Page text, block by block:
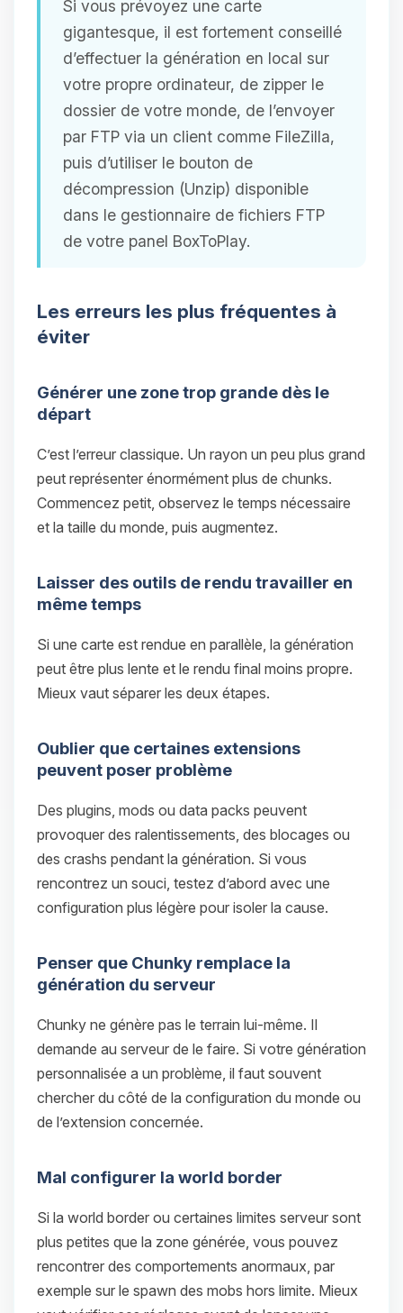
Si vous prévoyez une carte
gigantesque, il est fortement conseillé
d’effectuer la génération en local sur
votre propre ordinateur, de zipper le
dossier de votre monde, de l’envoyer
par FTP via un client comme FileZilla,
puis d’utiliser le bouton de
décompression (Unzip) disponible
dans le gestionnaire de fichiers FTP
de votre panel BoxToPlay.
Les erreurs les plus fréquentes à
éviter
Générer une zone trop grande dès le
départ
C’est l’erreur classique. Un rayon un peu plus grand
peut représenter énormément plus de chunks.
Commencez petit, observez le temps nécessaire
et la taille du monde, puis augmentez.
Laisser des outils de rendu travailler en
même temps
Si une carte est rendue en parallèle, la génération
peut être plus lente et le rendu final moins propre.
Mieux vaut séparer les deux étapes.
Oublier que certaines extensions
peuvent poser problème
Des plugins, mods ou data packs peuvent
provoquer des ralentissements, des blocages ou
des crashs pendant la génération. Si vous
rencontrez un souci, testez d’abord avec une
configuration plus légère pour isoler la cause.
Penser que Chunky remplace la
génération du serveur
Chunky ne génère pas le terrain lui-même. Il
demande au serveur de le faire. Si votre génération
personnalisée a un problème, il faut souvent
chercher du côté de la configuration du monde ou
de l’extension concernée.
Mal configurer la world border
Si la world border ou certaines limites serveur sont
plus petites que la zone générée, vous pouvez
rencontrer des comportements anormaux, par
exemple sur le spawn des mobs hors limite. Mieux